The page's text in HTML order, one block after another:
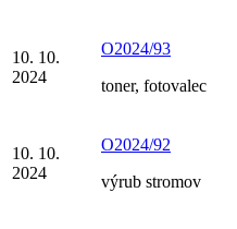
10. 10.
2024
O2024/93
toner, fotovalec
10. 10.
2024
O2024/92
výrub stromov